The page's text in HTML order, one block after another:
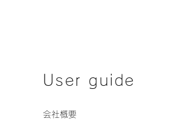
User guide
会社概要